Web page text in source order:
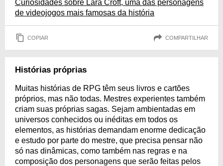
Curiosidades sobre Lara Croft, uma das personagens
de videojogos mais famosas da história
COPIAR COMPARTILHAR
Histórias próprias
Muitas histórias de RPG têm seus livros e cartões
próprios, mas não todas. Mestres experientes também
criam suas próprias sagas. Sejam ambientadas em
universos conhecidos ou inéditas em todos os
elementos, as histórias demandam enorme dedicação
e estudo por parte do mestre, que precisa pensar não
só nas dinâmicas, como também nas regras e na
composição dos personagens que serão feitas pelos